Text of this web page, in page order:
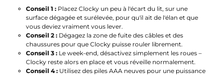
Conseil 1 :Placez Clocky un peu à l'écart du lit, sur une
surface dégagée et surélevée, pour qu'il ait de l'élan et que
vous deviez vraiment vous lever.
Conseil 2 :Dégagez la zone de fuite des câbles et des
chaussures pour que Clocky puisse rouler librement.
Conseil 3 :Le week-end, désactivez simplement les roues –
Clocky reste alors en place et vous réveille normalement.
Conseil 4 :Utilisez des piles AAA neuves pour une puissance